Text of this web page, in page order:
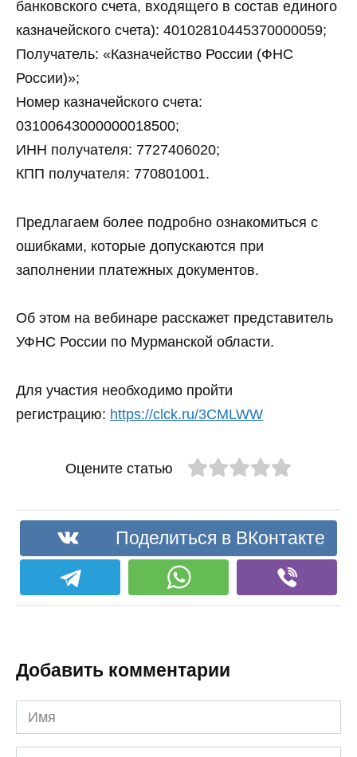
банковского счета, входящего в состав единого
казначейского счета): 40102810445370000059;
Получатель: «Казначейство России (ФНС
России)»;
Номер казначейского счета:
03100643000000018500;
ИНН получателя: 7727406020;
КПП получателя: 770801001.
Предлагаем более подробно ознакомиться с
ошибками, которые допускаются при
заполнении платежных документов.
Об этом на вебинаре расскажет представитель
УФНС России по Мурманской области.
Для участия необходимо пройти
регистрацию: https://clck.ru/3CMLWW
Оцените статью
Поделиться в ВКонтакте
Добавить комментарии
Имя